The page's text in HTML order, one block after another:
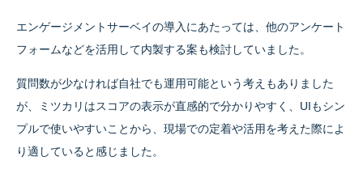
エンゲージメントサーベイの導入にあたっては、他のアンケート
フォームなどを活用して内製する案も検討していました。
質問数が少なければ自社でも運用可能という考えもありました
が、ミツカリはスコアの表示が直感的で分かりやすく、UIもシン
プルで使いやすいことから、現場での定着や活用を考えた際によ
り適していると感じました。